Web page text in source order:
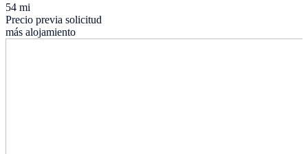
54 mi
Precio previa solicitud
más alojamiento